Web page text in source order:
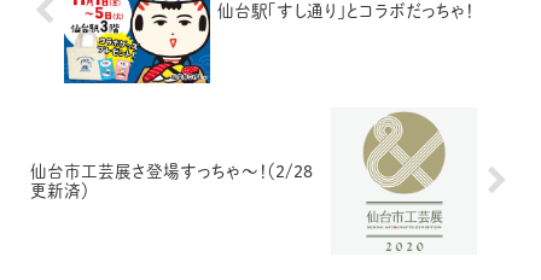
仙台駅「すし通り」とコラボだっちゃ！
仙台市工芸展さ登場すっちゃ〜！（2/28
更新済）